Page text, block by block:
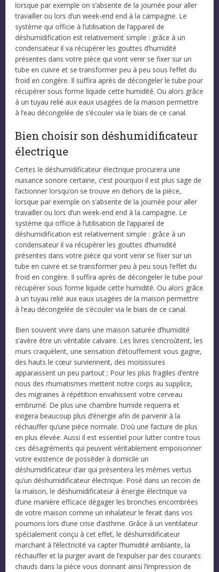
lorsque par exemple on s’absente de la journée pour aller
travailler ou lors d’un week-end end à la campagne. Le
système qui officie à l’utilisation de l’appareil de
déshumidification est relativement simple : grâce à un
condensateur il va récupérer les gouttes d’humidité
présentes dans votre pièce qui vont venir se fixer sur un
tube en cuivre et se transformer peu à peu sous l’effet du
froid en congère. Il suffira après de décongeler le tube pour
récupérer sous forme liquide cette humidité. Ou alors grâce
à un tuyau relié aux eaux usagées de la maison permettre
à l’eau décongelée de s’écouler via le biais de ce canal.
Bien choisir son déshumidificateur
électrique
Certes le déshumidificateur électrique procurera une
nuisance sonore certaine, c’est pourquoi il est plus sage de
l’actionner lorsqu’on se trouve en dehors de la pièce,
lorsque par exemple on s’absente de la journée pour aller
travailler ou lors d’un week-end end à la campagne. Le
système qui officie à l’utilisation de l’appareil de
déshumidification est relativement simple : grâce à un
condensateur il va récupérer les gouttes d’humidité
présentes dans votre pièce qui vont venir se fixer sur un
tube en cuivre et se transformer peu à peu sous l’effet du
froid en congère. Il suffira après de décongeler le tube pour
récupérer sous forme liquide cette humidité. Ou alors grâce
à un tuyau relié aux eaux usagées de la maison permettre
à l’eau décongelée de s’écouler via le biais de ce canal.
Bien souvent vivre dans une maison saturée d’humidité
s’avère être un véritable calvaire. Les livres s’encroûtent, les
murs craquèlent, une sensation d’étouffement vous gagne,
des hauts le cœur surviennent, des moisissures
apparaissent un peu partout ; Pour les plus fragiles d’entre
nous des rhumatismes mettent notre corps au supplice,
des migraines à répétition envahissent votre cerveau
embrumé. De plus une chambre humide requerra et
exigera beaucoup plus d’énergie afin de parvenir à la
réchauffer qu’une pièce normale. D’où une facture de plus
en plus élevée. Aussi il est essentiel pour lutter contre tous
ces désagréments qui peuvent véritablement empoisonner
votre existence de posséder à domicile un
déshumidificateur d’air qui présentera les mêmes vertus
qu’un déshumidificateur électrique. Posé dans un recoin de
la maison, le déshumidificateur à énergie électrique va
d’une manière efficace dégager les bronches encombrées
de votre maison comme un inhalateur le ferait dans vos
poumons lors d’une crise d’asthme. Grâce à un ventilateur
spécialement conçu à cet effet, le déshumidificateur
marchant à l’électricité va capter l’humidité ambiante, la
réchauffer et la purger avant de l’expulser par des courants
chauds dans la pièce vous donnant ainsi l’impression de